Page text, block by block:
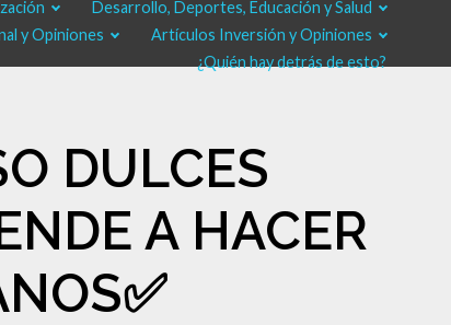
Desarrollo, Deportes, Educación y Salud
y Opiniones
Artículos Inversión y Opiniones
¿Quién hay detrás de esto?
DULCES
A HACER